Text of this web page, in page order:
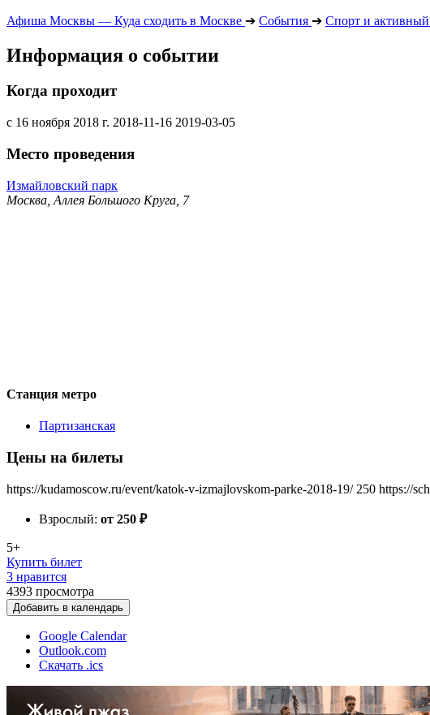
Афиша Москвы — Куда сходить в Москве ➔ События ➔ Спорт и
Информация о событии
Когда проходит
с 16 ноября 2018 г. 2018-11-16 2019-03-05
Место проведения
Измайловский парк
Москва, Аллея Большого Круга, 7
Станция метро
Партизанская
Цены на билеты
https://kudamoscow.ru/event/katok-v-izmajlovskom-parke-2018-19/ 250 https://
Взрослый: от 250 ₽
5+
Купить билет
3 нравится
4393 просмотра
Добавить в календарь
Google Calendar
Outlook.com
Скачать .ics